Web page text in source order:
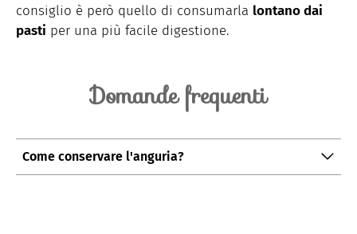
consiglio è però quello di consumarla lontano dai
pasti per una più facile digestione.
Domande frequenti
Come conservare l'anguria?